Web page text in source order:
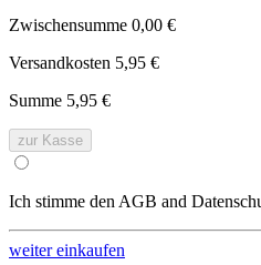
Zwischensumme 0,00 €
Versandkosten 5,95 €
Summe 5,95 €
zur Kasse
Ich stimme den AGB and
weiter einkaufen